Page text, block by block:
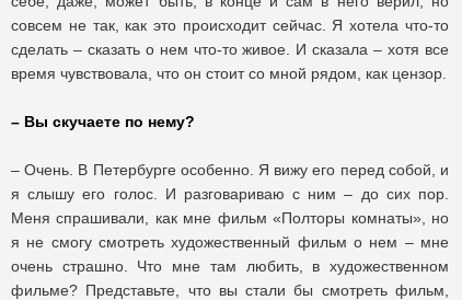
совсем не так, как это происходит сейчас. Я хотела что-то
сделать – сказать о нем что-то живое. И сказала – хотя все
время чувствовала, что он стоит со мной рядом, как цензор.
– Вы скучаете по нему?
– Очень. В Петербурге особенно. Я вижу его перед собой, и
я слышу его голос. И разговариваю с ним – до сих пор.
Меня спрашивали, как мне фильм «Полторы комнаты», но
я не смогу смотреть художественный фильм о нем – мне
очень страшно. Что мне там любить, в художественном
фильме? Представьте, что вы стали бы смотреть фильм,